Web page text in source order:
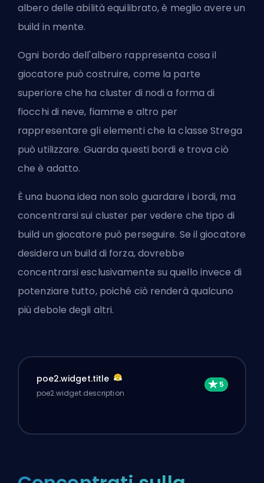
albero delle abilità equilibrato, è meglio avere un
build in mente.
Ogni bordo dell'albero rappresenta cosa il
giocatore può costruire, come la parte
superiore che ha cluster di nodi a forma di
fiocchi di neve, fiamme e altro per
rappresentare gli elementi che la classe Strega
può utilizzare. Guarda questi bordi e trova ciò
che è adatto.
È una buona idea non solo guardare i bordi, ma
concentrarsi sui cluster per vedere che tipo di
build un giocatore può perseguire. Se il giocatore
desidera un build di forza, dovrebbe
concentrarsi esclusivamente su quello invece di
potenziare tutto, poiché ciò renderà qualcuno
più debole degli altri.
poe2.widget.title
poe2.widget.description